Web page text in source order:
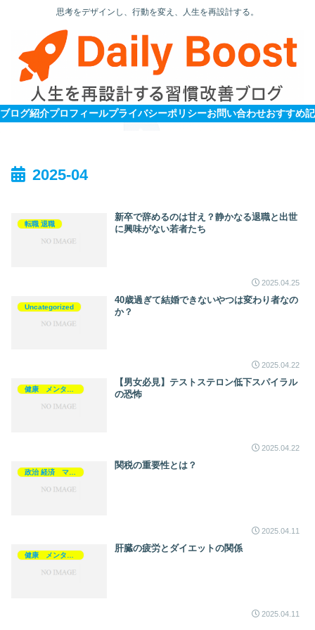
思考をデザインし、行動を変え、人生を再設計する。
ブログ紹介プロフィールプライバシーポリシーお問い合わせ
2025-04
転職 退職
新卒で辞めるのは甘え？静かなる退職と出世
に興味がない若者たち
2025.04.25
Uncategorized
40歳過ぎて結婚できないやつは変わり者なの
か？
2025.04.22
健康 メンタルヘルス
【男女必見】テストステロン低下スパイラル
の恐怖
2025.04.22
関税の重要性とは？
2025.04.11
肝臓の疲労とダイエットの関係
2025.04.11